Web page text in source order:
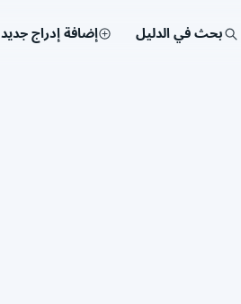
بحث في الدليل إضافة إدراج جديد